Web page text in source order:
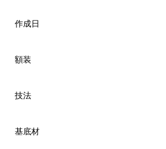
作成日
額装
技法
基底材